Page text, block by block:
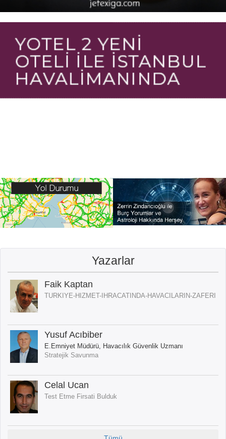
Yazarlar
Faik Kaptan
TURKIYE-HIZMET-IHRACATINDA-HAVACILARIN-ZAFERI
Yusuf Acıbiber
E.Emniyet Müdürü, Havacılık Güvenlik Uzmanı
Stratejik Savunma
Celal Ucan
Test Etme Firsati Bulduk